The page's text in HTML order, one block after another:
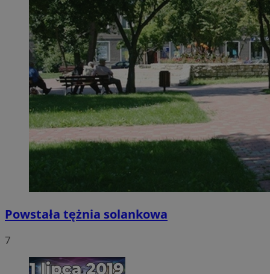
Powstała tężnia solankowa
7